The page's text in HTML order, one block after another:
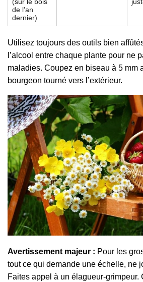
(sur le bois
de l’an
dernier)
Utilisez toujours des outils bien
l’alcool entre chaque plante pour ne
maladies. Coupez en biseau à 5 mm
bourgeon tourné vers l’extérieur.
Avertissement majeur : Pour les
tout ce qui demande une échelle, ne
Faites appel à un élagueur-grimpeur.